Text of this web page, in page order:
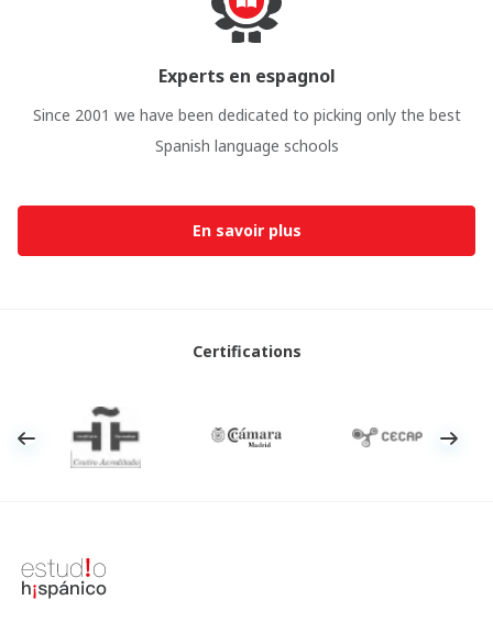
Experts en espagnol
Since 2001 we have been dedicated to picking only the best
Spanish language schools
En savoir plus
Certifications